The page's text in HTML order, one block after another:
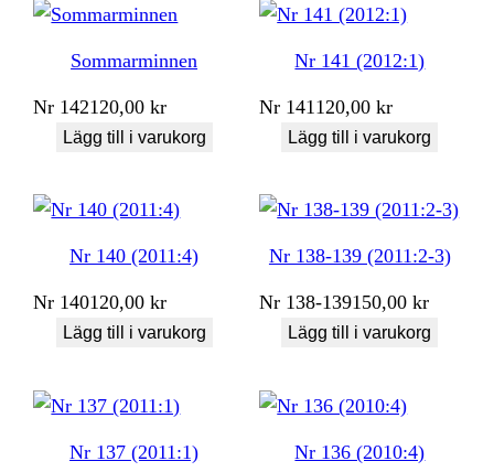
Sommarminnen
Nr 142120,00kr
Lägg till i varukorg
Nr 141 (2012:1)
Nr 141 120,00kr
Lägg till i varukorg
Nr 140 (2011:4)
Nr 140120,00kr
Lägg till i varukorg
Nr 138-139 (2011:2-3)
Nr 138-139150,00kr
Lägg till i varukorg
Nr 137 (2011:1) Nr 136 (2010:4)